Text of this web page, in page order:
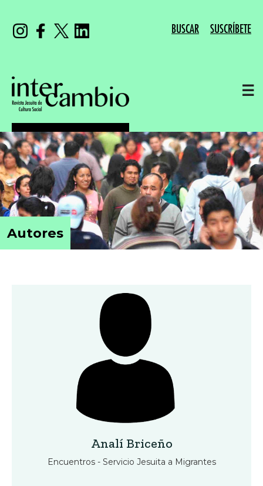
BUSCAR SUSCRÍBETE
☰
Autores
Analí Briceño
Encuentros - Servicio Jesuita a Migrantes